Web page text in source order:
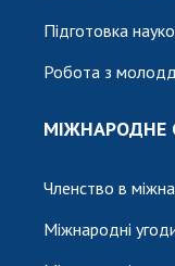
Підготовка
Робота з
МІЖНАРОДНЕ
Членство в
Міжнародні